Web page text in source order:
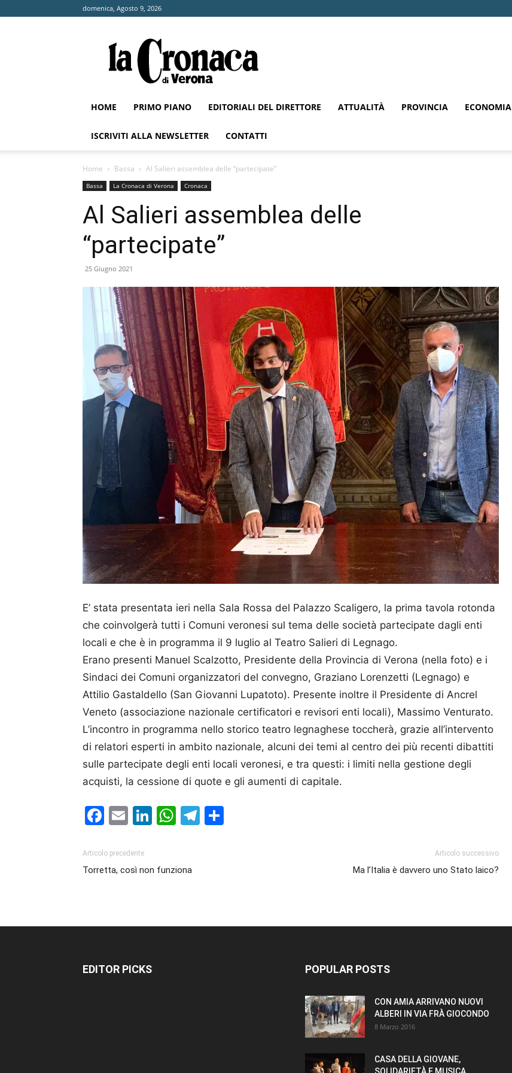
domenica, Agosto 9, 2026
Cronaca
di
Verona
HOME PRIMO PIANO EDITORIALI DEL DIRETTORE ATTUALITÀ PROVINCIA ECONOMIA
ISCRIVITI ALLA NEWSLETTER CONTATTI
Home Bassa Al Salieri assemblea delle “partecipate”
Bassa La Cronaca di Verona Cronaca
Al Salieri assemblea delle
“partecipate”
25 Giugno 2021
E’ stata presentata ieri nella Sala Rossa del Palazzo Scaligero, la prima tavola rotonda
che coinvolgerà tutti i Comuni veronesi sul tema delle società partecipate dagli enti
locali e che è in programma il 9 luglio al Teatro Salieri di Legnago.
Erano presenti Manuel Scalzotto, Presidente della Provincia di Verona (nella foto) e i
Sindaci dei Comuni organizzatori del convegno, Graziano Lorenzetti (Legnago) e
Attilio Gastaldello (San Giovanni Lupatoto). Presente inoltre il Presidente di Ancrel
Veneto (associazione nazionale certificatori e revisori enti locali), Massimo Venturato.
L’incontro in programma nello storico teatro legnaghese toccherà, grazie all’intervento
di relatori esperti in ambito nazionale, alcuni dei temi al centro dei più recenti dibattiti
sulle partecipate degli enti locali veronesi, e tra questi: i limiti nella gestione degli
acquisti, la cessione di quote e gli aumenti di capitale.
Facebook
EmailLinkedIn
WhatsApp
Telegram
Articolo precedente
Torretta, così non funziona
Articolo successivo
Ma l’Italia è davvero uno Stato laico?
EDITOR PICKS POPULAR POSTS
CON AMIA ARRIVANO NUOVI
ALBERI IN VIA FRÀ GIOCONDO
8 Marzo 2016
CASA DELLA GIOVANE,